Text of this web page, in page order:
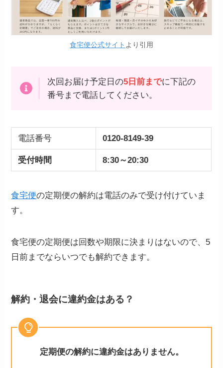
食宅便公式サイト より引用
次回お届け予定日の5日前までに下記の
番号まで電話してください。
電話番号 0120-8149-39
受付時間 8:30～20:30
食宅便の定期便の解約は電話のみで受け付けていま
す。
食宅便の定期便は回数や期限に決まりはないので、5
日前までならいつでも解約できます。
解約・退会に違約金はある？
定期便の解約に違約金はありません。